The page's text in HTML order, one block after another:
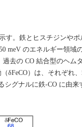
す。鉄とヒスチジンや
meV のエネルギー領域
去の CO 結合型のヘム
δFeCO）は、それぞれ
グナルに鉄-CO に由来